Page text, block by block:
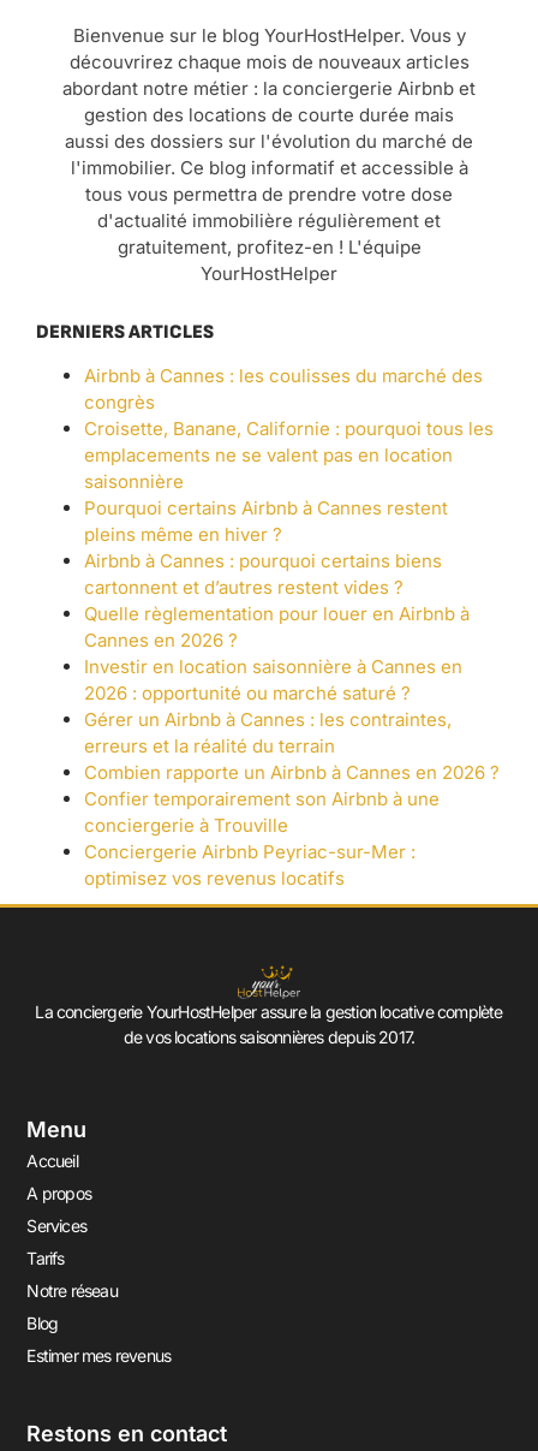
Bienvenue sur le blog YourHostHelper. Vous y
découvrirez chaque mois de nouveaux articles
abordant notre métier : la conciergerie Airbnb et
gestion des locations de courte durée mais
aussi des dossiers sur l'évolution du marché de
l'immobilier. Ce blog informatif et accessible à
tous vous permettra de prendre votre dose
d'actualité immobilière régulièrement et
gratuitement, profitez-en ! L'équipe
YourHostHelper
DERNIERS ARTICLES
Airbnb à Cannes : les coulisses du marché des
congrès
Croisette, Banane, Californie : pourquoi tous les
emplacements ne se valent pas en location
saisonnière
Pourquoi certains Airbnb à Cannes restent
pleins même en hiver ?
Airbnb à Cannes : pourquoi certains biens
cartonnent et d’autres restent vides ?
Quelle règlementation pour louer en Airbnb à
Cannes en 2026 ?
Investir en location saisonnière à Cannes en
2026 : opportunité ou marché saturé ?
Gérer un Airbnb à Cannes : les contraintes,
erreurs et la réalité du terrain
Combien rapporte un Airbnb à Cannes en 2026 ?
Confier temporairement son Airbnb à une
conciergerie à Trouville
Conciergerie Airbnb Peyriac-sur-Mer :
optimisez vos revenus locatifs
La conciergerie YourHostHelper assure la gestion locative complète
de vos locations saisonnières depuis 2017.
Menu
Accueil
A propos
Services
Tarifs
Notre réseau
Blog
Estimer mes revenus
Restons en contact